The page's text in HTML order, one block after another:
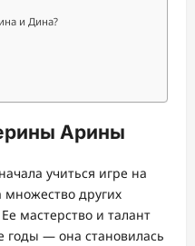
и Дина?
Арины
учиться игре на
множество других
мастерство и талант
— она становилась